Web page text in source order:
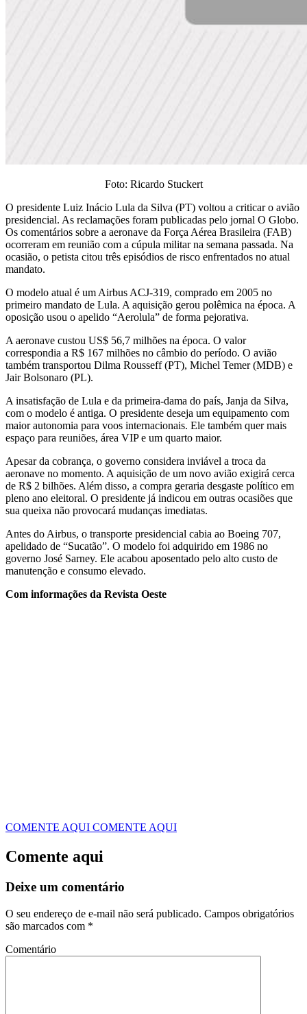
Foto: Ricardo Stuckert
O presidente Luiz Inácio Lula da Silva (PT) voltou a criticar o avião
presidencial. As reclamações foram publicadas pelo jornal O Globo.
Os comentários sobre a aeronave da Força Aérea Brasileira (FAB)
ocorreram em reunião com a cúpula militar na semana passada. Na
ocasião, o petista citou três episódios de risco enfrentados no atual
mandato.
O modelo atual é um Airbus ACJ-319, comprado em 2005 no
primeiro mandato de Lula. A aquisição gerou polêmica na época. A
oposição usou o apelido “Aerolula” de forma pejorativa.
A aeronave custou US$ 56,7 milhões na época. O valor
correspondia a R$ 167 milhões no câmbio do período. O avião
também transportou Dilma Rousseff (PT), Michel Temer (MDB) e
Jair Bolsonaro (PL).
A insatisfação de Lula e da primeira-dama do país, Janja da Silva,
com o modelo é antiga. O presidente deseja um equipamento com
maior autonomia para voos internacionais. Ele também quer mais
espaço para reuniões, área VIP e um quarto maior.
Apesar da cobrança, o governo considera inviável a troca da
aeronave no momento. A aquisição de um novo avião exigirá cerca
de R$ 2 bilhões. Além disso, a compra geraria desgaste político em
pleno ano eleitoral. O presidente já indicou em outras ocasiões que
sua queixa não provocará mudanças imediatas.
Antes do Airbus, o transporte presidencial cabia ao Boeing 707,
apelidado de “Sucatão”. O modelo foi adquirido em 1986 no
governo José Sarney. Ele acabou aposentado pelo alto custo de
manutenção e consumo elevado.
Com informações da Revista Oeste
COMENTE AQUI COMENTE AQUI
Comente aqui
Deixe um comentário
O seu endereço de e-mail não será publicado. Campos obrigatórios
são marcados com *
Comentário